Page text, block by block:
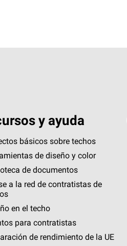
y ayuda
básicos sobre techos
de diseño y color
de documentos
a la red de contratistas de
en el techo
para contratistas
de rendimiento de la UE